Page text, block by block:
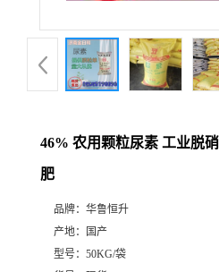
46% 农用颗粒尿素 工业脱
肥
品牌： 华鲁恒升
产地：
国产
型号： 50KG/袋